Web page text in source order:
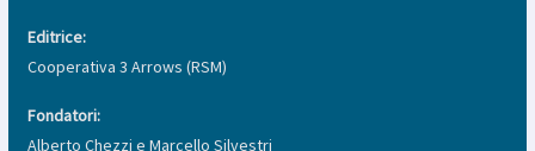
Editrice:
Cooperativa 3 Arrows (RSM)
Fondatori:
Alberto Chezzi e Marcello Silvestri